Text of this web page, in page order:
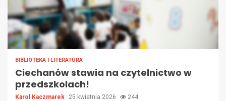
BIBLIOTEKA I LITERATURA
Ciechanów stawia na czytelnictwo w
przedszkolach!
Karol Kaczmarek 25 kwietnia 2026 244